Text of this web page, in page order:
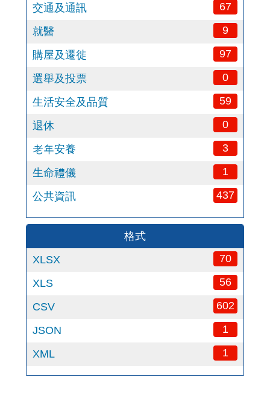
交通及通訊 67
就醫 9
購屋及遷徙 97
選舉及投票 0
生活安全及品質 59
退休 0
老年安養 3
生命禮儀 1
公共資訊 437
格式
XLSX
70
XLS 56
CSV 602
JSON 1
XML 1